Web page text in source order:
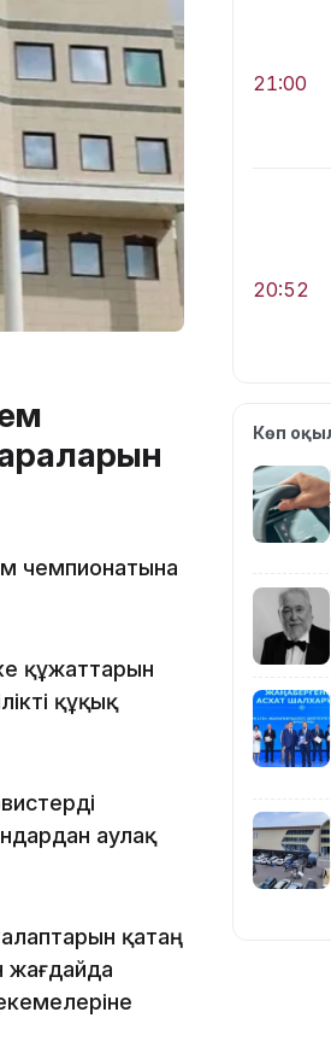
чемпионатына
құжаттарын
құқық
аулақ
қатаң
жағдайда
21:00
20:52
19:39
18:45
Көп